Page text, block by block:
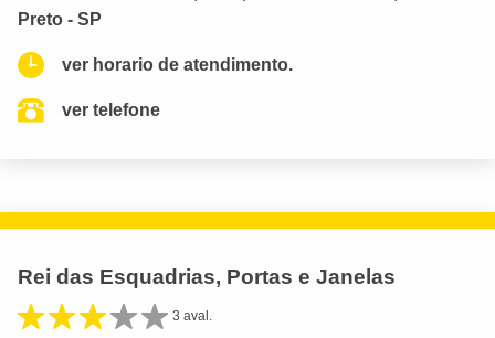
Preto - SP
ver horario de atendimento.
ver telefone
Rei das Esquadrias, Portas e Janelas
3 aval.